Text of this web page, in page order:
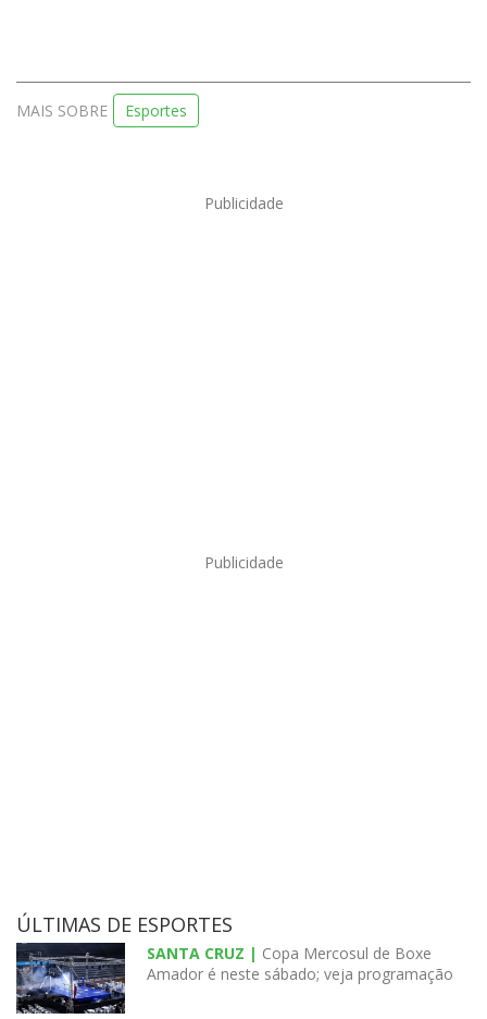
MAIS SOBRE Esportes
Publicidade
Publicidade
ÚLTIMAS DE ESPORTES
SANTA CRUZ | Copa Mercosul de Boxe
Amador é neste sábado; veja programação